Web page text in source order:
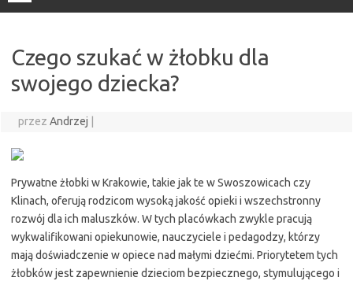
Czego szukać w żłobku dla
swojego dziecka?
przez Andrzej
Prywatne żłobki w Krakowie, takie jak te w Swoszowicach czy
Klinach, oferują rodzicom wysoką jakość opieki i wszechstronny
rozwój dla ich maluszków. W tych placówkach zwykle pracują
wykwalifikowani opiekunowie, nauczyciele i pedagodzy, którzy
mają doświadczenie w opiece nad małymi dziećmi. Priorytetem tych
żłobków jest zapewnienie dzieciom bezpiecznego, stymulującego i